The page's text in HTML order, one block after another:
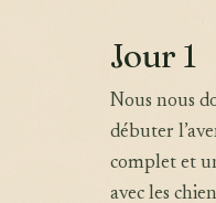
Jour 1
Nous nous
débuter
complet et
avec les